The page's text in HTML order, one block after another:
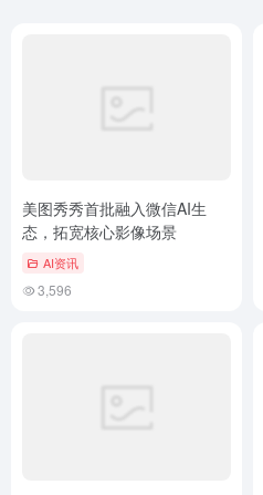
美图秀秀首批融入微信AI生
态，拓宽核心影像场景
AI资讯
3,596